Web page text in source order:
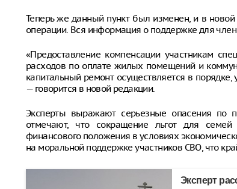
Теперь же данный пункт был изменен, и в
операции. Вся информация о поддержке для
«Предоставление компенсации участникам
расходов по оплате жилых помещений и
капитальный ремонт осуществляется в
— говорится в новой редакции.
Эксперты выражают серьезные опасения по
отмечают, что сокращение льгот для
финансового положения в условиях
на моральной поддержке участников СВО, что
Эксперт